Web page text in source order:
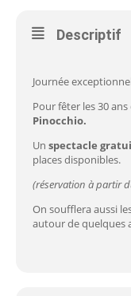
Descriptif
Journée
Pour fêter les 30
Pinocchio.
Un spectacle
places disponibles.
(réservation à partir
On soufflera aussi
autour de quelques